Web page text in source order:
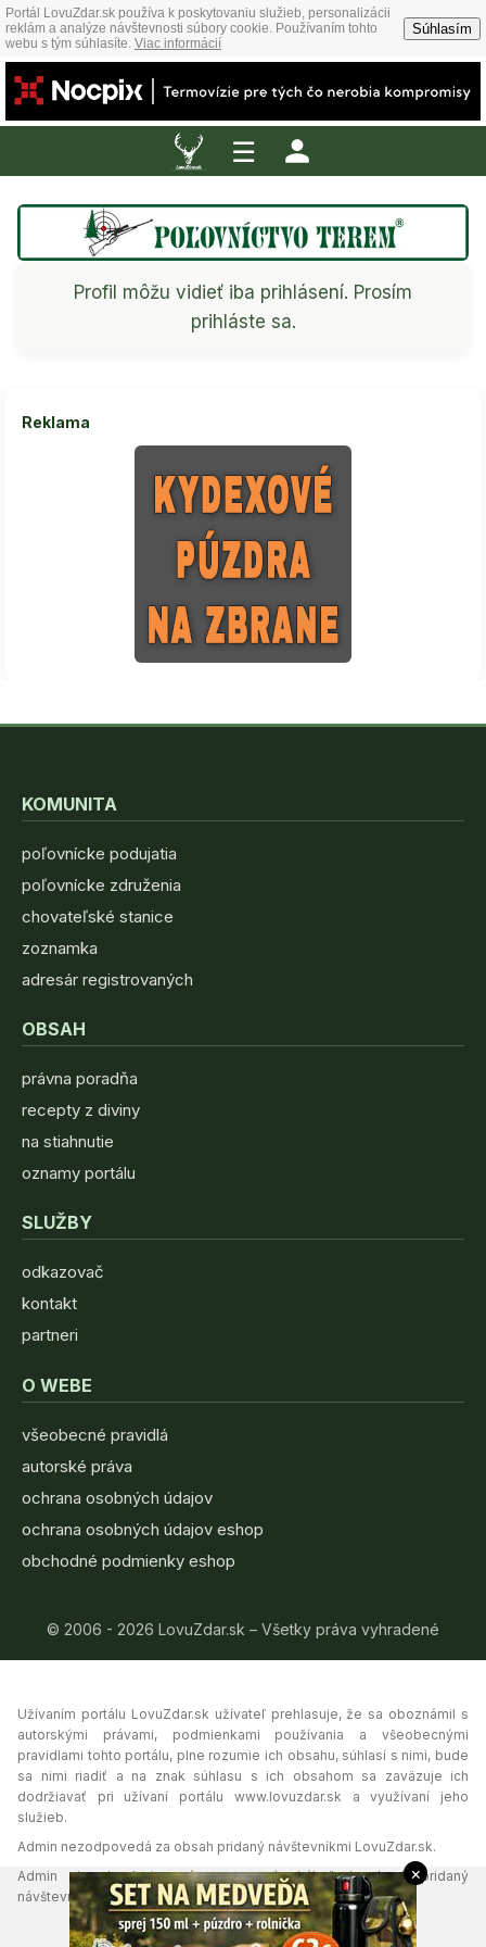
Portál LovuZdar.sk používa k poskytovaniu služieb, personalizácii
reklám a analýze návštevnosti súbory cookie. Používaním tohto
webu s tým súhlasíte. Viac informácií
Súhlasím
☰
Profil môžu vidieť iba prihlásení. Prosím
prihláste sa.
Reklama
KOMUNITA
poľovnícke podujatia
poľovnícke združenia
chovateľské stanice
zoznamka
adresár registrovaných
OBSAH
právna poradňa
recepty z diviny
na stiahnutie
oznamy portálu
SLUŽBY
odkazovač
kontakt
partneri
O WEBE
všeobecné pravidlá
autorské práva
ochrana osobných údajov
ochrana osobných údajov eshop
obchodné podmienky eshop
© 2006 - 2026 LovuZdar.sk – Všetky práva vyhradené
Užívaním portálu LovuZdar.sk užívateľ prehlasuje, že sa oboznámil s
autorskými právami, podmienkami používania a všeobecnými
pravidlami tohto portálu, plne rozumie ich obsahu, súhlasí s nimi, bude
sa nimi riadiť a na znak súhlasu s ich obsahom sa zaväzuje ich
dodržiavať pri užívaní portálu www.lovuzdar.sk a využívaní jeho
služieb.
Admin nezodpovedá za obsah pridaný návštevníkmi LovuZdar.sk.
Admin si vyhradzuje právo vymazať akýkoľvek obsah pridaný
návštevníkmi portálu, ak tak uzná za vhodné.
×